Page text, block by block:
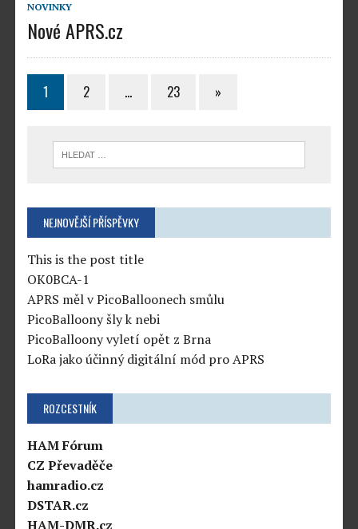
NOVINKY
Nové APRS.cz
1 2 … 23 »
NEJNOVĚJŠÍ PŘÍSPĚVKY
This is the post title
OK0BCA-1
APRS měl v PicoBalloonech smůlu
PicoBalloony šly k nebi
PicoBalloony vyletí opět z Brna
LoRa jako účinný digitální mód pro APRS
ROZCESTNÍK
HAM Fórum
CZ Převaděče
hamradio.cz
DSTAR.cz
HAM-DMR.cz